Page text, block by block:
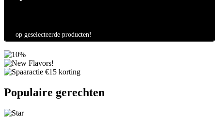
op geselecteerde producten!
Populaire gerechten